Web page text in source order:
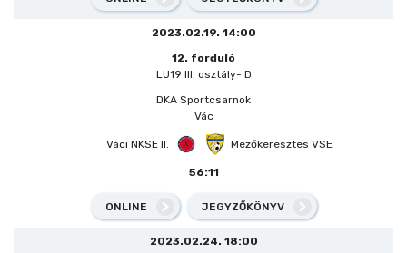
2023.02.19. 14:00
12. forduló
LU19 III. osztály- D
DKA Sportcsarnok
Vác
Váci NKSE II. Mezőkeresztes VSE
56:11
ONLINE JEGYZŐKÖNYV
2023.02.24. 18:00